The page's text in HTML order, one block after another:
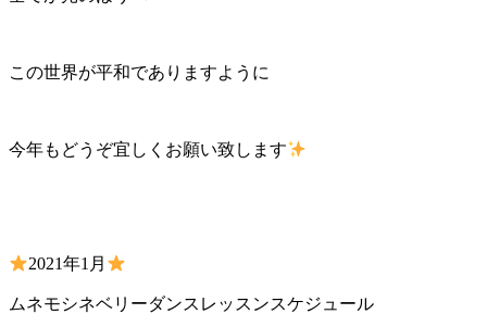
この世界が平和でありますように
今年もどうぞ宜しくお願い致します
2021年1月
ムネモシネベリーダンスレッスンスケジュール